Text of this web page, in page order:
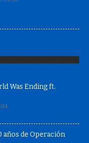
años de Operación